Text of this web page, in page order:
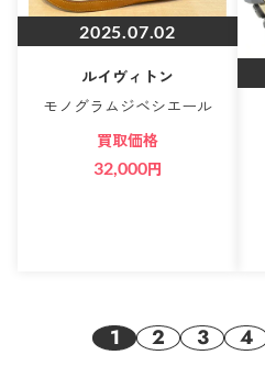
2025.07.02
ルイヴィトン
モノグラムジベシエール
買取価格
32,000円
1 2 3 4